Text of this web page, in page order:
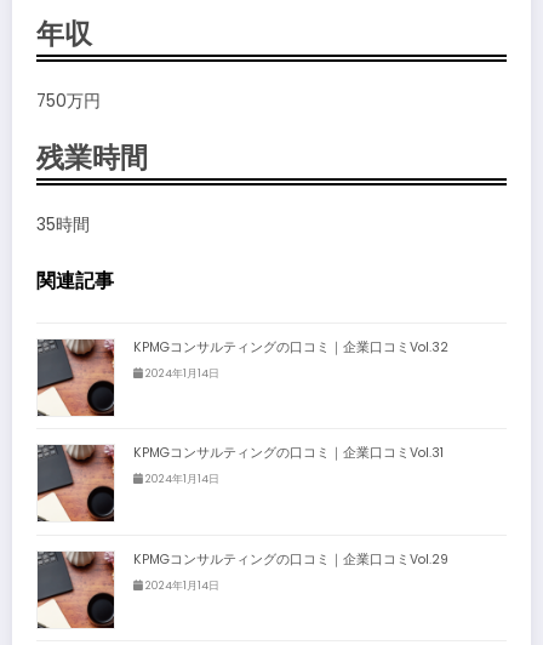
年収
750万円
残業時間
35時間
関連記事
KPMGコンサルティングの口コミ｜企業口コミVol.32
2024年1月14日
KPMGコンサルティングの口コミ｜企業口コミVol.31
2024年1月14日
KPMGコンサルティングの口コミ｜企業口コミVol.29
2024年1月14日